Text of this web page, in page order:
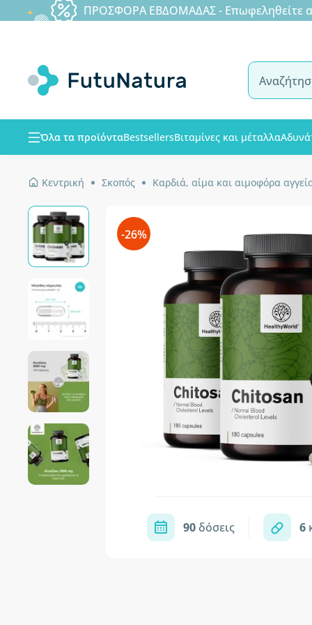
ΠΡΟΣΦΟΡΑ ΕΒΔΟΜΑΔΑΣ - Επωφεληθείτε
Όλα τα προϊόνταBestsellersΒιταμίνες και μέταλλα
Κεντρική Σκοπός Καρδιά, αίμα και αιμοφόρα
-26%
90δόσεις 6